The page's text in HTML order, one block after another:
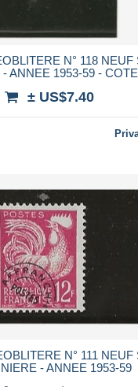
N° 118 NEUF
ANNEE 1953-59 -
± US$7.40
N° 111 NEUF
- ANNEE 1953-59